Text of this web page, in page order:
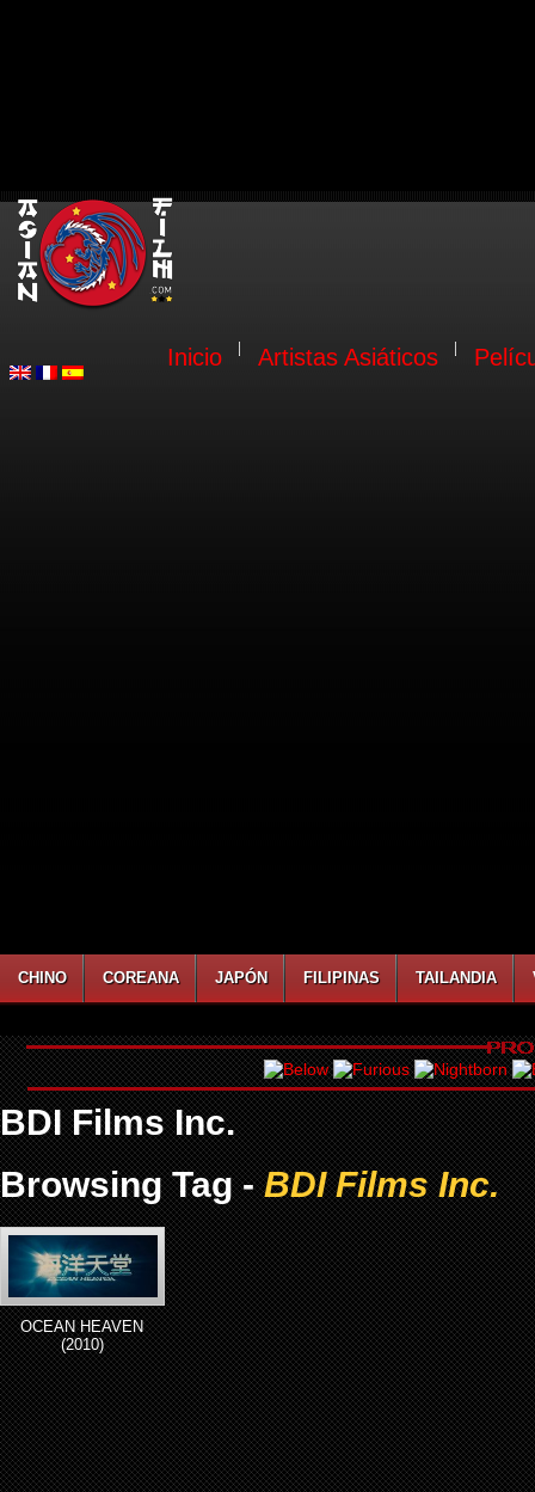
Inicio Artistas Asiáticos
CHINO COREANA JAPÓN FILIPINAS TAILANDIA
BDI Films Inc.
Browsing Tag -BDI Films Inc.
OCEAN HEAVEN
(2010)